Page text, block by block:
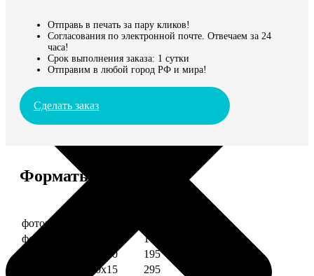
Отправь в печать за пару кликов!
Согласования по электронной почте. Отвечаем за 24
часа!
Срок выполнения заказа: 1 сутки
Отправим в любой город РФ и мира!
Сделать заказ
Форматы и цены
Услуга
фотомагниты 6х6
фотомагнит 7х10
175
фотомагниты 10х10
195
фотомагниты 10х15
295